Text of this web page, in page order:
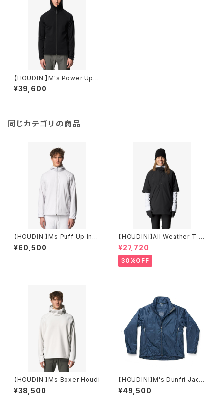
【HOUDINI】M's Power Up H
oudi
¥39,600
同じカテゴリの商品
【HOUDINI】Ms Puff Up Insu
lated Houdi
¥60,500
【HOUDINI】All Weather T-N
eck （UNISEX）
¥27,720
30%OFF
【HOUDINI】Ms Boxer Houdi
¥38,500
【HOUDINI】M's Dunfri Jack
et
¥49,500